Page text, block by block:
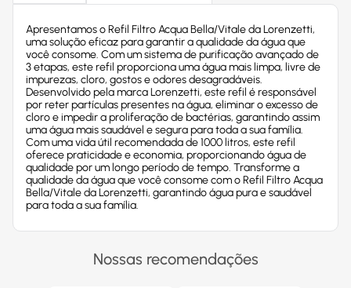
Apresentamos o Refil Filtro Acqua Bella/Vitale da Lorenzetti,
uma solução eficaz para garantir a qualidade da água que
você consome. Com um sistema de purificação avançado de
3 etapas, este refil proporciona uma água mais limpa, livre de
impurezas, cloro, gostos e odores desagradáveis.
Desenvolvido pela marca Lorenzetti, este refil é responsável
por reter partículas presentes na água, eliminar o excesso de
cloro e impedir a proliferação de bactérias, garantindo assim
uma água mais saudável e segura para toda a sua família.
Com uma vida útil recomendada de 1000 litros, este refil
oferece praticidade e economia, proporcionando água de
qualidade por um longo período de tempo. Transforme a
qualidade da água que você consome com o Refil Filtro Acqua
Bella/Vitale da Lorenzetti, garantindo água pura e saudável
para toda a sua família.
Nossas recomendações